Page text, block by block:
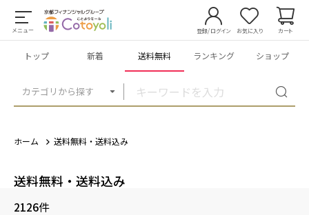
メニュー
カテゴリから探す
登録/ログイン お気に入り カート
トップ 新着 送料無料 ランキング ショップ
ホーム 送料無料・送料込み
送料無料・送料込み
2126件